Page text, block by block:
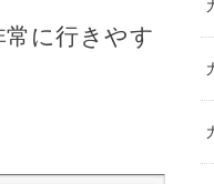
常に行きやす